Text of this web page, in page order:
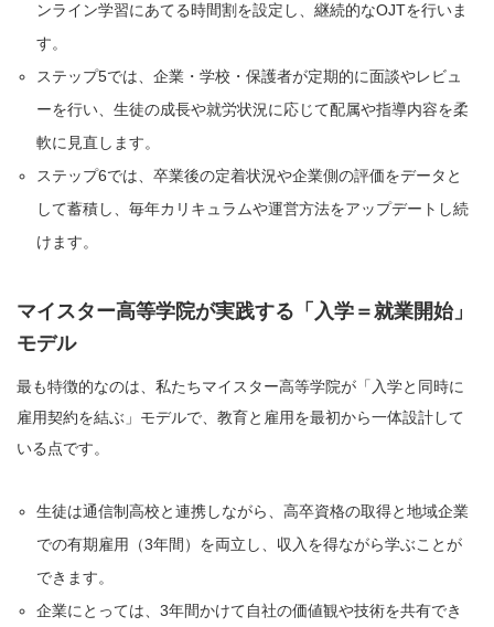
ンライン学習にあてる時間割を設定し、継続的なOJTを行いま
す。
ステップ5では、企業・学校・保護者が定期的に面談やレビュ
ーを行い、生徒の成長や就労状況に応じて配属や指導内容を柔
軟に見直します。
ステップ6では、卒業後の定着状況や企業側の評価をデータと
して蓄積し、毎年カリキュラムや運営方法をアップデートし続
けます。
マイスター高等学院が実践する「入学＝就業開始」
モデル
最も特徴的なのは、私たちマイスター高等学院が「入学と同時に
雇用契約を結ぶ」モデルで、教育と雇用を最初から一体設計して
いる点です。
生徒は通信制高校と連携しながら、高卒資格の取得と地域企業
での有期雇用（3年間）を両立し、収入を得ながら学ぶことが
できます。
企業にとっては、3年間かけて自社の価値観や技術を共有でき